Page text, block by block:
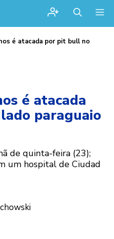
é atacada por pit bull no
é atacada
paraguaio
de quinta-feira (23);
um hospital de Ciudad